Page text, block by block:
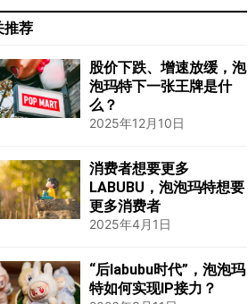
推荐
股价下跌、增速放缓，泡
泡玛特下一张王牌是什
么？
2025年12月10日
消费者想要更多
LABUBU，泡泡玛特想要
更多消费者
2025年4月1日
“后labubu时代”，泡泡玛
特如何实现IP接力？